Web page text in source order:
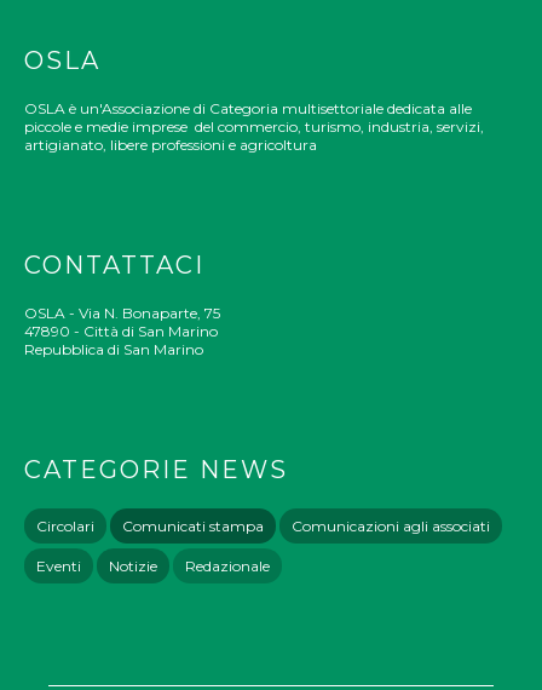
OSLA
OSLA è un'Associazione di Categoria multisettoriale dedicata alle
piccole e medie imprese del commercio, turismo, industria, servizi,
artigianato, libere professioni e agricoltura
CONTATTACI
OSLA - Via N. Bonaparte, 75
47890 - Città di San Marino
Repubblica di San Marino
CATEGORIE NEWS
Circolari Comunicati stampa Comunicazioni agli associati
Eventi Notizie Redazionale